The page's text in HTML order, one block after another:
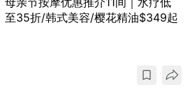
至35折/韩式美容/樱花精油$349起